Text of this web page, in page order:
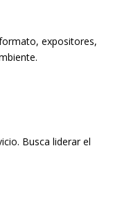
expositores,
Busca liderar el